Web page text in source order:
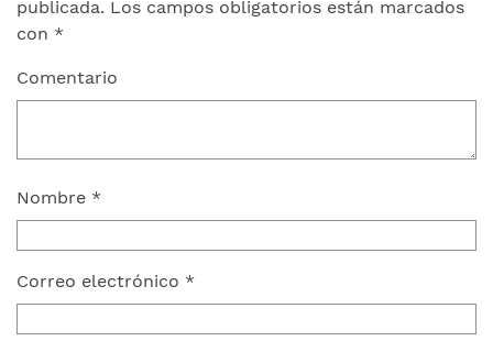
publicada. Los campos obligatorios están marcados
con *
Comentario
Nombre *
Correo electrónico *